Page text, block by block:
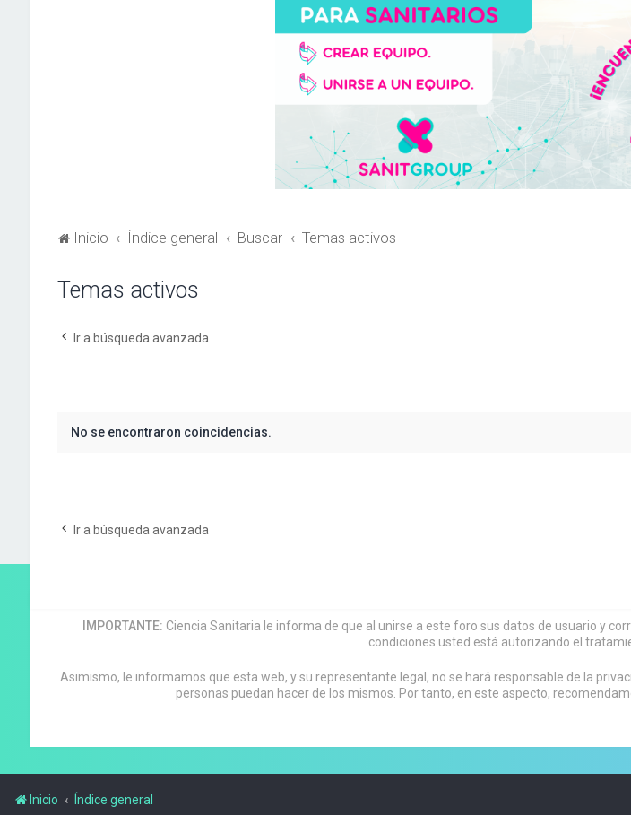
Inicio Índice general Buscar Temas activos
Temas activos
Ir a búsqueda avanzada
No se encontraron coincidencias.
Ir a búsqueda avanzada
IMPORTANTE: Ciencia Sanitaria le informa de que al unirse a este foro sus datos de usuario y
condiciones usted está autorizando el
Asimismo, le informamos que esta web, y su representante legal, no se hará responsable de la
personas puedan hacer de los mismos. Por tanto, en este aspecto,
Inicio Índice general